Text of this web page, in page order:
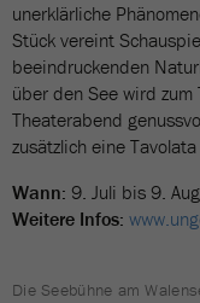
unerklärliche
Stück vereint
beeindruckenden
über den See wird
Theaterabend
zusätzlich eine
Wann: 9. Juli bis 9.
Weitere Infos:
Die Seebühne am